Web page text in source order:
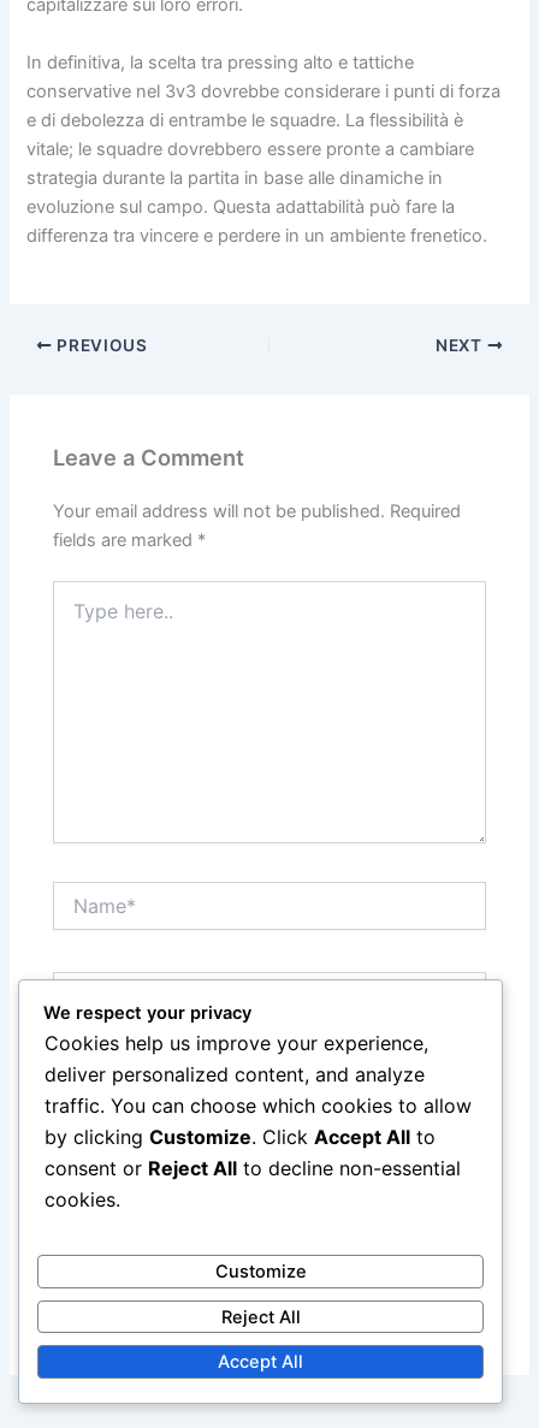
capitalizzare sui loro errori.
In definitiva, la scelta tra pressing alto e tattiche
conservative nel 3v3 dovrebbe considerare i punti di forza
e di debolezza di entrambe le squadre. La flessibilità è
vitale; le squadre dovrebbero essere pronte a cambiare
strategia durante la partita in base alle dinamiche in
evoluzione sul campo. Questa adattabilità può fare la
differenza tra vincere e perdere in un ambiente frenetico.
PREVIOUS NEXT
Leave a Comment
Your email address will not be published. Required
fields are marked *
here..
Email*
Website
Save my name, email, and website in this browser
for the next time I comment.
We respect your privacy
Cookies help us improve your experience,
deliver personalized content, and analyze
traffic. You can choose which cookies to allow
by clicking Customize. Click Accept All to
consent or Reject All to decline non-essential
cookies.
Customize
Reject All
Accept All